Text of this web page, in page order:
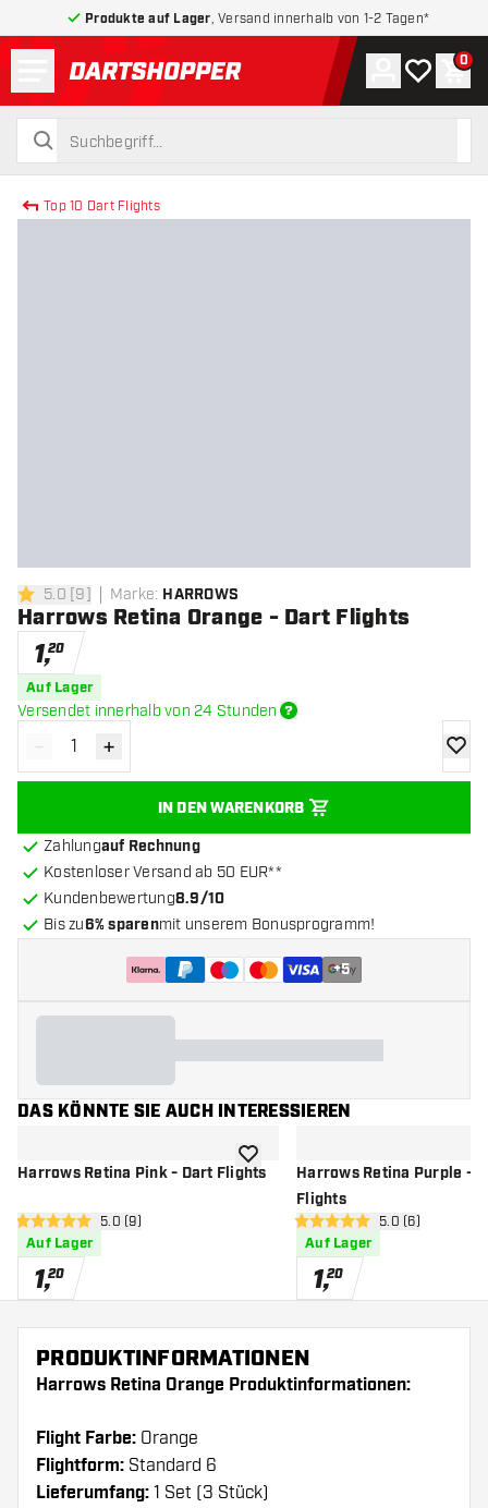
Produkte auf Lager , Versand innerhalb von 1-2 Tagen*
zurück zur Startseite
suchen
suchen
Konto
Meine 0
Top 10 Dart Flights
5 Bewertungssterne
5.0 [9] Marke: HARROWS
Harrows Retina Orange - Dart Flights
1,20
Auf Lager
Versendet innerhalb von 24 Stunden
Menge verringern
- Menge erhöhen
+
IN DEN WARENKORB
Zur
Zahlungauf Rechnung
Kostenloser Versand ab 50 EUR**
Kundenbewertung8.9/10
Bis zu6% sparenmit unserem Bonusprogramm!
+5
DAS KÖNNTE SIE AUCH INTERESSIEREN
Harrows Retina Pink - Dart Flights
Bewertungsbereich öffnen
5 Bewertungssterne
5.0 (9)
Auf Lager
1,20
Zur Wunschliste hinzufügen
Harrows Retina Purple -
Flights
5 Bewertungssterne
5.0 (6)
Auf Lager
1,20
PRODUKTINFORMATIONEN
Harrows Retina Orange Produktinformationen:
Flight Farbe: Orange
Flightform: Standard 6
Lieferumfang: 1 Set (3 Stück)